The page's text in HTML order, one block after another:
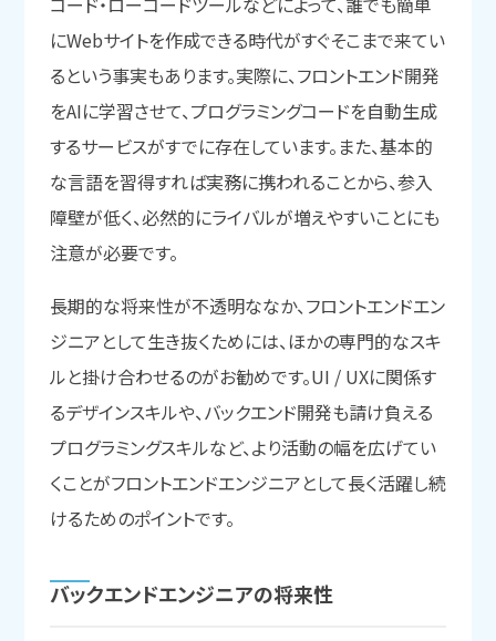
にWebサイトを作成できる時代がすぐそこまで来てい
るという事実もあります。実際に、フロントエンド開発
をAIに学習させて、プログラミングコードを自動生成
するサービスがすでに存在しています。また、基本的
な言語を習得すれば実務に携われることから、参入
障壁が低く、必然的にライバルが増えやすいことにも
注意が必要です。
長期的な将来性が不透明ななか、フロントエンドエン
ジニアとして生き抜くためには、ほかの専門的なスキ
ルと掛け合わせるのがお勧めです。UI / UXに関係す
るデザインスキルや、バックエンド開発も請け負える
プログラミングスキルなど、より活動の幅を広げてい
くことがフロントエンドエンジニアとして長く活躍し続
けるためのポイントです。
バックエンドエンジニアの将来性